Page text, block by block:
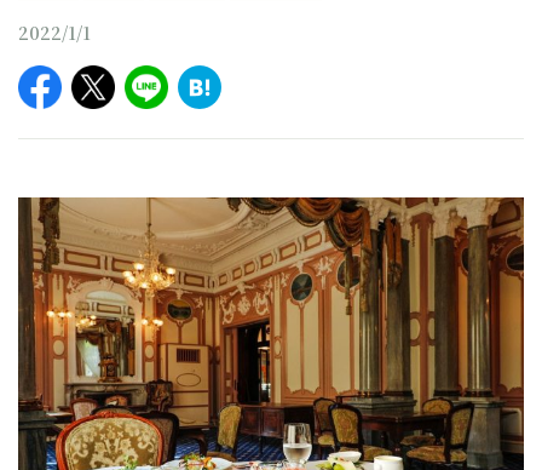
2022/1/1